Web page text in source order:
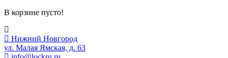
В корзине пусто!
Нижний Новгород
ул. Малая Ямская, д. 63